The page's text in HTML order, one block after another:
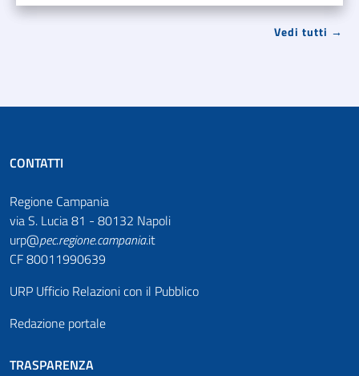
Vedi tutti →
CONTATTI
Regione Campania
via S. Lucia 81 - 80132 Napoli
urp@pec.regione.campania.it
CF 80011990639
URP Ufficio Relazioni con il Pubblico
Redazione portale
TRASPARENZA